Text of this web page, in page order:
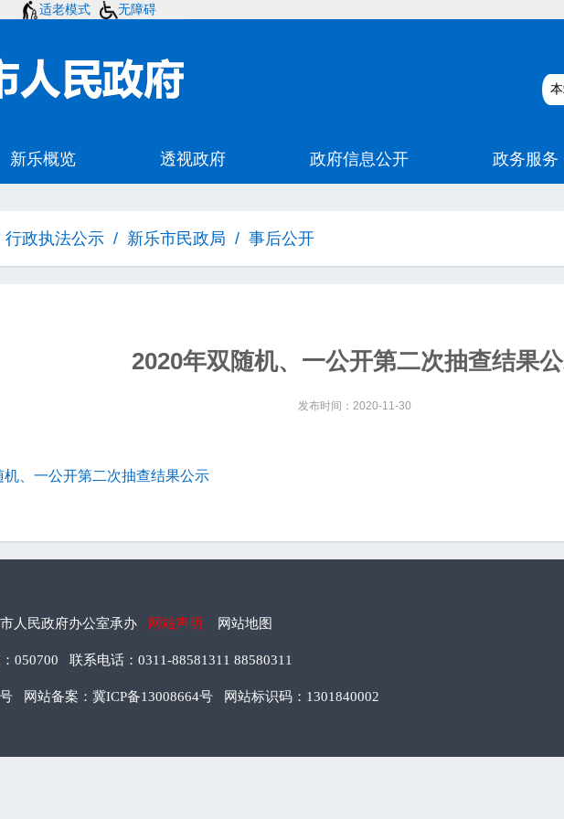
适老模式 无障碍
行政执法公示 / 新乐市民政局 / 事后公开
2020年双随机、一公开第二次抽查结果
发布时间：2020-11-30
机、一公开第二次抽查结果公示